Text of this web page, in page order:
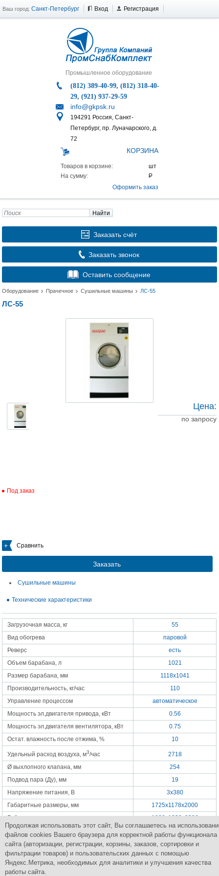
Ваш город: Санкт-Петербург Вход Регистрация
Промышленное оборудование
(812) 389-40-99, (812) 318-40-
29, (921) 937-29-59
info@gkpsk.ru
194291 Россия, Санкт-
Петербург, пр. Луначарского, д.
72
КОРЗИНА
Товаров в корзине:
На сумму:
Оформить заказ
Найти
Заказать счёт
Заказать звонок
Оставить сообщение
Оборудование Прачечное Сушильные машины ЛС-55
ЛС-55
Под заказ
Сравнить
Заказать
Цена:
по запросу
Сушильные машины
Технические характеристики
Загрузочная масса, кг
55
Вид обогрева
паровой
Реверс
есть
Объем барабана, л
1021
Размер барабана, мм
1118x1041
Производительность, кг/час
110
Управление процессом
автоматическое
Мощность эл.двигателя привода, кВт
0.56
Мощность эл.двигателя вентилятора, кВт
0.75
Остат. влажность после отжима, %
10
Удельный расход воздуха, м3/час
2718
Ø выхлопного клапана, мм
254
Подвод пара (Ду), мм
19
Напряжение питания, В
3x380
Габаритные размеры, мм
1725x1178x2000
Габаритные размеры в упаковке, мм
1829x1232x2286
Масса нетто, кг
578
Масса брутто, кг
607
Продолжая использовать этот сайт, Вы соглашаетесь на
файлов cookies Вашего браузера для корректной работы функционала
сайта (авторизации, регистрации, корзины, заказов, сортировки и
фильтрации товаров) и пользовательских данных с помощью
Яндекс.Метрика, необходимых для аналитики и улучшения качества
работы сайта.